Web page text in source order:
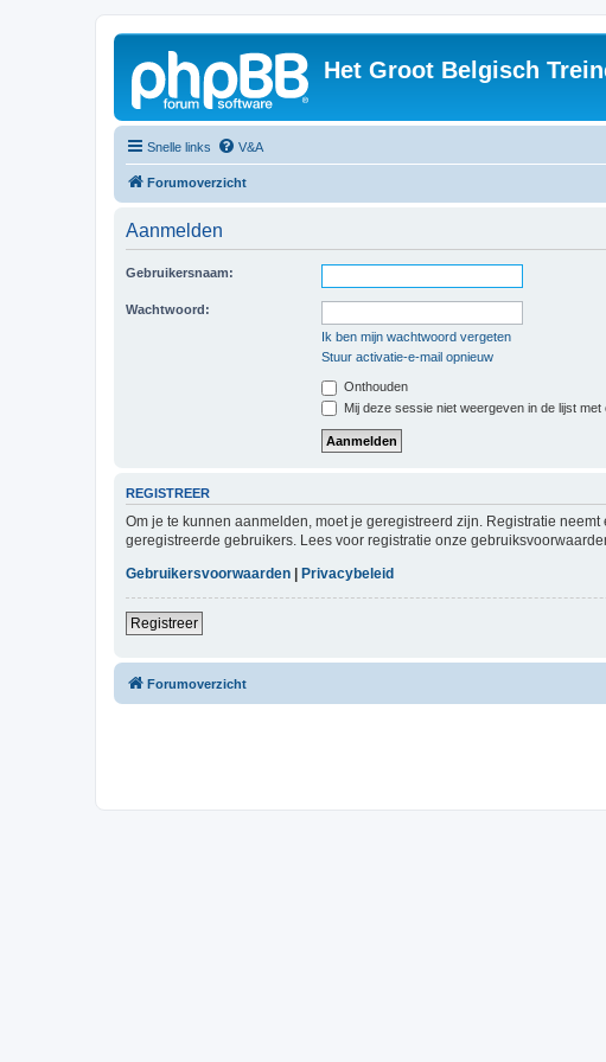
Het Groot Belgisch
Snelle links V&A
Forumoverzicht
Aanmelden
Gebruikersnaam:
Wachtwoord:
Ik ben mijn wachtwoord vergeten
Stuur activatie-e-mail opnieuw
Onthouden
Mij deze sessie niet weergeven in de lijst met
REGISTREER
Om je te kunnen aanmelden, moet je geregistreerd zijn. Registratie
geregistreerde gebruikers. Lees voor registratie onze
Gebruikersvoorwaarden | Privacybeleid
Registreer
Forumoverzicht